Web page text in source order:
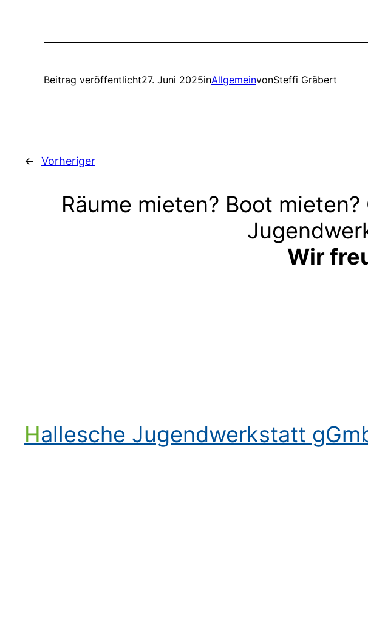
Beitrag veröffentlicht27. Juni 2025inAllgemeinvonSteffi Gräbert
← Vorheriger
Räume mieten? Boot
Wir
Hallesche Jugendwerkstatt